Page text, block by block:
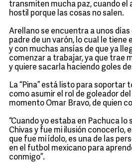
transmiten mucha paz, cuando el
hostil porque las cosas no salen.
Arellano se encuentra a unos
padre de un varón, lo cual le tiene
y con muchas ansías de que ya
comenzar a trabajar, ya que trae
y quiere sacarla haciendo goles
La “Pina” está listo para soportar
como asumir el rol de goleador
momento Omar Bravo, de quien
“Cuando yo estaba en Pachuca lo
Chivas y fue mi ilusión conocerlo,
que fue mi ídolo, es una de las
en el futbol mexicano para
conmigo”.